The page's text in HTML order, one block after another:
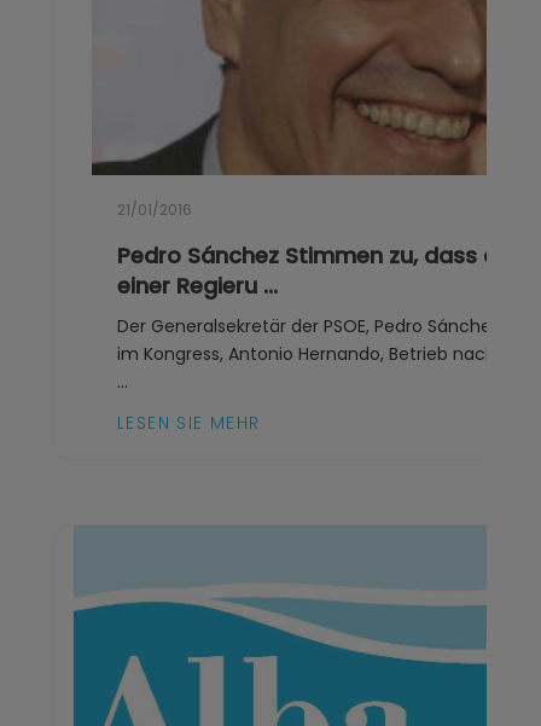
21/01/2016
Pedro Sánchez Stimmen zu, dass der
einer Regieru ...
Der Generalsekretär der PSOE, Pedro Sánchez.
im Kongress, Antonio Hernando, Betrieb nach
...
LESEN SIE MEHR